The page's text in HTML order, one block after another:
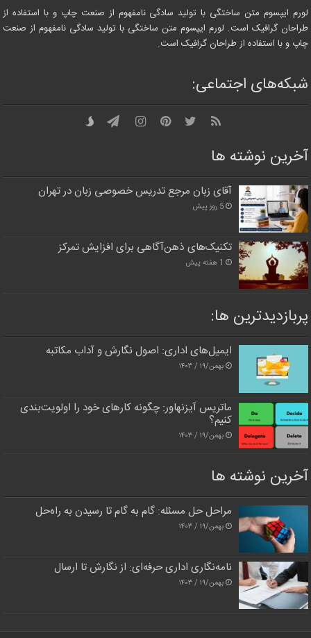
لورم ایپسوم متن ساختگی با تولید سادگی نامفهوم از صنعت چاپ و با استفاده از
طراحان گرافیک است. لورم ایپسوم متن ساختگی با تولید سادگی نامفهوم از صنعت
چاپ و با استفاده از طراحان گرافیک است.
شبکه‌های اجتماعی:
آخرین نوشته ها
آقای زبان مرجع تدریس خصوصی زبان در تهران
5 روز پیش
تکنیک‌های ذهن‌آگاهی برای افزایش تمرکز
1 هفته پیش
پربازدیدترین‌ ها:
ایمیل‌های اداری: اصول نگارش و آداب مکاتبه
بهمن/۱۹ / ۱۴۰۳
ماتریس آیزنهاور: چگونه کارهای خود را اولویت‌بندی
کنیم؟
بهمن/۱۹ / ۱۴۰۳
آخرین نوشته ها
مراحل حل مسئله: گام به گام تا رسیدن به راه‌حل
بهمن/۱۹ / ۱۴۰۳
نامه‌نگاری اداری حرفه‌ای: از نگارش تا ارسال
بهمن/۱۹ / ۱۴۰۳